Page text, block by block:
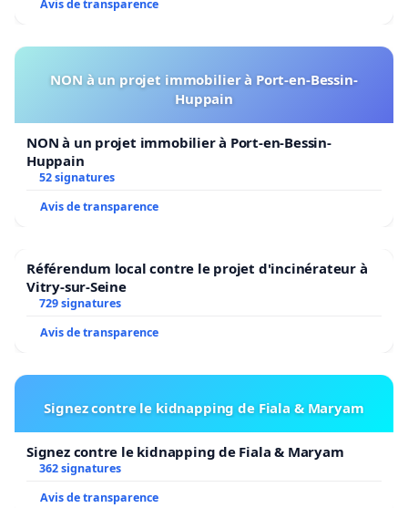
Avis de transparence
NON à un projet immobilier à Port-en-Bessin-
Huppain
NON à un projet immobilier à Port-en-Bessin-
Huppain
52 signatures
Avis de transparence
Référendum local contre le projet d'incinérateur à
Vitry-sur-Seine
729 signatures
Avis de transparence
Signez contre le kidnapping de Fiala & Maryam
Signez contre le kidnapping de Fiala & Maryam
362 signatures
Avis de transparence